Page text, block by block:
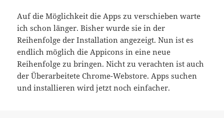
Auf die Möglichkeit die Apps zu verschieben warte
ich schon länger. Bisher wurde sie in der
Reihenfolge der Installation angezeigt. Nun ist es
endlich möglich die Appicons in eine neue
Reihenfolge zu bringen. Nicht zu verachten ist auch
der Überarbeitete Chrome-Webstore. Apps suchen
und installieren wird jetzt noch einfacher.